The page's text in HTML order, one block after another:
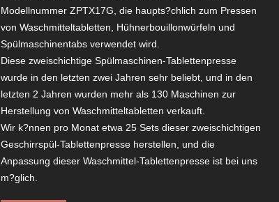
Modellnummer ZPTX17G, die haupts?chlich zum Pressen
von Waschmitteltabletten, Hühnerbouillonwürfeln und
Spülmaschinentabs verwendet wird.
Diese zweischichtige Spülmaschinen-Tablettenpresse
wurde in den letzten zwei Jahren sehr beliebt, und in den
letzten 2 Jahren wurden mehr als 130 Maschinen zur
Herstellung von Waschmitteltabletten verkauft.
Wir k?nnen pro Monat etwa 25 Sets dieser zweischichtigen
Geschirrspül-Tablettenpresse herstellen, und die
Anpassung dieser Waschmittel-Tablettenpresse ist bei uns
m?glich.